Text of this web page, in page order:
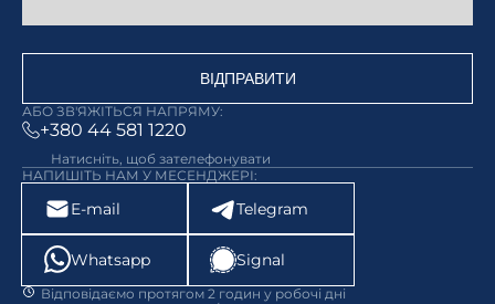
ВІДПРАВИТИ
АБО ЗВ'ЯЖІТЬСЯ НАПРЯМУ:
+380 44 581 1220
Натисніть, щоб зателефонувати
НАПИШІТЬ НАМ У МЕСЕНДЖЕРІ:
E-mail Telegram
Whatsapp Signal
Відповідаємо протягом 2 годин у робочі дні